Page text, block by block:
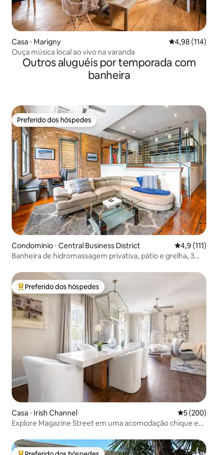
Casa ⋅ Marigny 4,98 de uma
4,98 (114)
Ouça música local ao vivo na varanda
Outros aluguéis por temporada com
banheira
Preferido dos hóspedes
Preferido dos hóspedes
Condomínio ⋅ Central Business District 4,9 de uma
4,9 (111)
Banheira de hidromassagem privativa, pátio e grelha, 3
Entre os melhores preferidos dos hóspedes
Preferido dos hóspedes
Casa ⋅ Irish Channel 5 de uma
5 (200)
Explore Magazine Street em uma acomodação chique e